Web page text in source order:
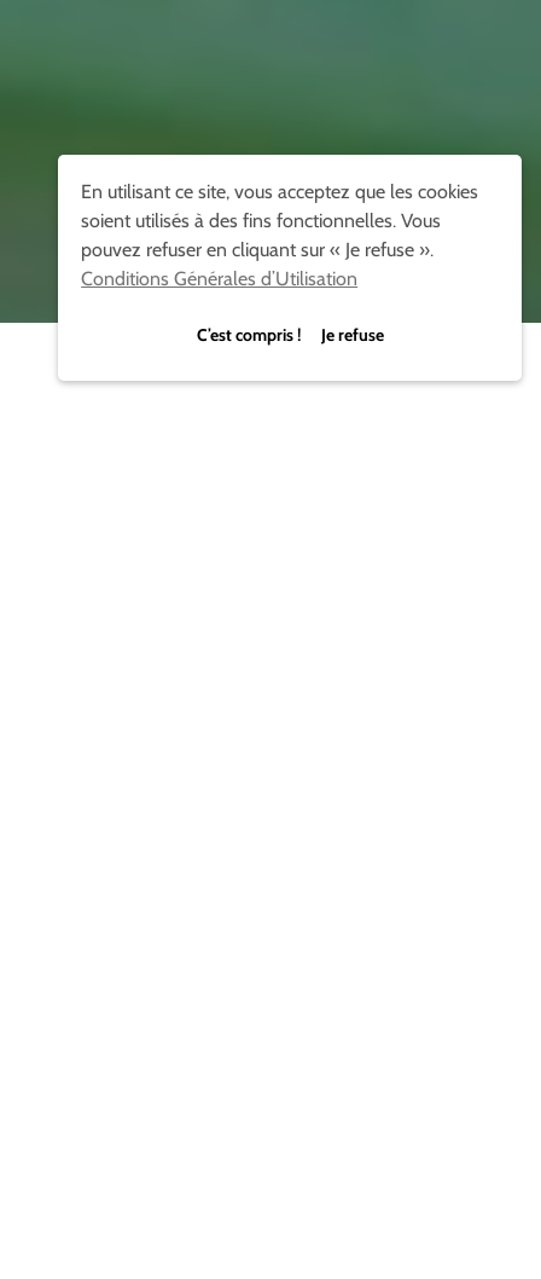
En utilisant ce site, vous acceptez que les cookies
soient utilisés à des fins fonctionnelles. Vous
pouvez refuser en cliquant sur « Je refuse ».
Conditions Générales d’Utilisation
C’est compris ! Je refuse